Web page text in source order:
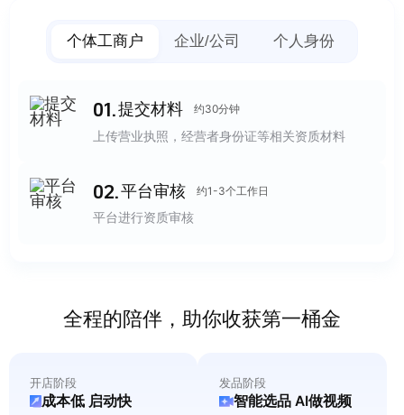
个体工商户 企业/公司 个人身份
01.提交材料 约30分钟
上传营业执照，经营者身份证等相关资质材料
02.平台审核 约1-3个工作日
平台进行资质审核
全程的陪伴，助你收获第一桶金
开店阶段
成本低 启动快
发品阶段
智能选品 AI做视频